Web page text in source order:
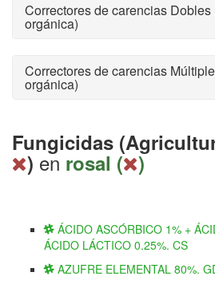
Correctores de carencias
orgánica)
Correctores de carencias
orgánica)
Fungicidas
) en rosal ( )
ÁCIDO ASCÓRBICO 1% +
ÁCIDO LÁCTICO 0.25%. CS
AZUFRE ELEMENTAL 80%.